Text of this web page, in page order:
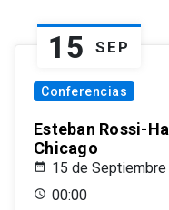
15 SEP
Conferencias
Esteban Rossi-
Chicago
15 de
00:00